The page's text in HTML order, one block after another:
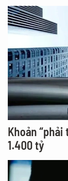
Khoản
1.400 tỷ